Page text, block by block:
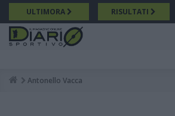
Salta
al
contenuto
principale
ULTIMORA RISULTATI
Breadcrumb
Antonello Vacca